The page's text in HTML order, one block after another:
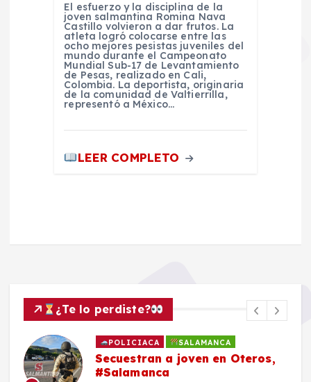
El esfuerzo y la disciplina de la
joven salmantina Romina Nava
Castillo volvieron a dar frutos. La
atleta logró colocarse entre las
ocho mejores pesistas juveniles del
mundo durante el Campeonato
Mundial Sub-17 de Levantamiento
de Pesas, realizado en Cali,
Colombia. La deportista, originaria
de la comunidad de Valtierrilla,
representó a México…
LEER COMPLETO
¿Te lo perdiste?
POLICIACA SALAMANCA
Secuestran a joven en Oteros,
#Salamanca